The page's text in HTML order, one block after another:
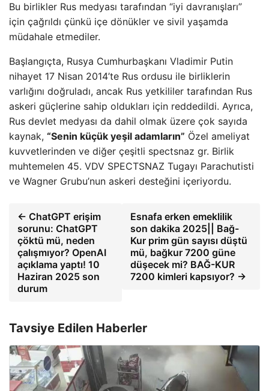
Bu birlikler Rus medyası tarafından “iyi davranışları”
için çağrıldı çünkü içe dönükler ve sivil yaşamda
müdahale etmediler.
Başlangıçta, Rusya Cumhurbaşkanı Vladimir Putin
nihayet 17 Nisan 2014’te Rus ordusu ile birliklerin
varlığını doğruladı, ancak Rus yetkililer tarafından Rus
askeri güçlerine sahip oldukları için reddedildi. Ayrıca,
Rus devlet medyası da dahil olmak üzere çok sayıda
kaynak, “Senin küçük yeşil adamların” Özel ameliyat
kuvvetlerinden ve diğer çeşitli spectsnaz gr. Birlik
muhtemelen 45. VDV SPECTSNAZ Tugayı Parachutisti
ve Wagner Grubu’nun askeri desteğini içeriyordu.
← ChatGPT erişim
sorunu: ChatGPT
çöktü mü, neden
çalışmıyor? OpenAI
açıklama yaptı! 10
Haziran 2025 son
durum
Esnafa erken emeklilik
son dakika 2025|| Bağ-
Kur prim gün sayısı düştü
mü, bağkur 7200 güne
düşecek mi? BAĞ-KUR
7200 kimleri kapsıyor? →
Tavsiye Edilen Haberler